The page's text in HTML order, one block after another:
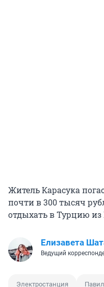
Житель Карасука
почти в 300 тысяч
отдыхать в Турцию из
Елизавета
Ведущий
Электростанция